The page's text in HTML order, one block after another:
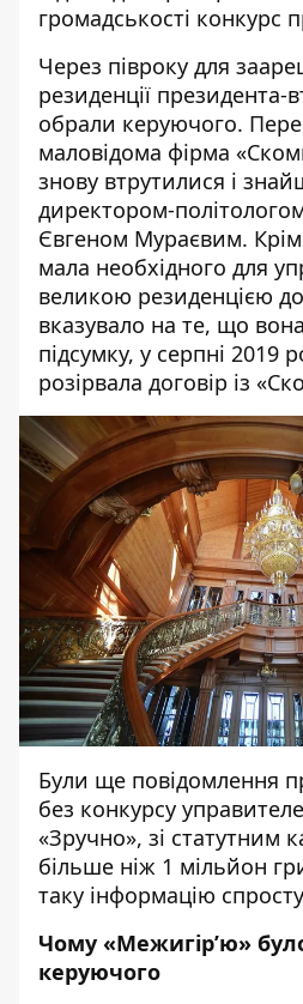
громадськості конкурс
Через півроку для
резиденції президента-
обрали керуючого.
маловідома фірма
знову втрутилися і
директором-
Євгеном Мураєвим.
мала необхідного для
великою резиденцією
вказувало на те, що
підсумку, у серпні 2019
розірвала договір із
Були ще повідомлення
без конкурсу
«Зручно», зі статутним
більше ніж 1 мільйон
таку інформацію
Чому «Межигір’ю»
керуючого